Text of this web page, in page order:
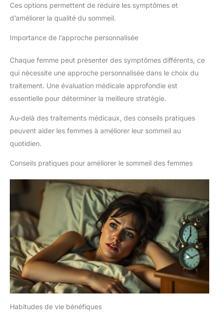
Ces options permettent de réduire les symptômes et
d’améliorer la qualité du sommeil.
Importance de l’approche personnalisée
Chaque femme peut présenter des symptômes différents, ce
qui nécessite une approche personnalisée dans le choix du
traitement. Une évaluation médicale approfondie est
essentielle pour déterminer la meilleure stratégie.
Au-delà des traitements médicaux, des conseils pratiques
peuvent aider les femmes à améliorer leur sommeil au
quotidien.
Conseils pratiques pour améliorer le sommeil des femmes
Habitudes de vie bénéfiques